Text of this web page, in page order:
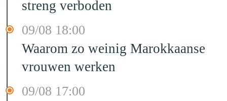
streng verboden
09/08 18:00
Waarom zo weinig Marokkaanse
vrouwen werken
09/08 17:00